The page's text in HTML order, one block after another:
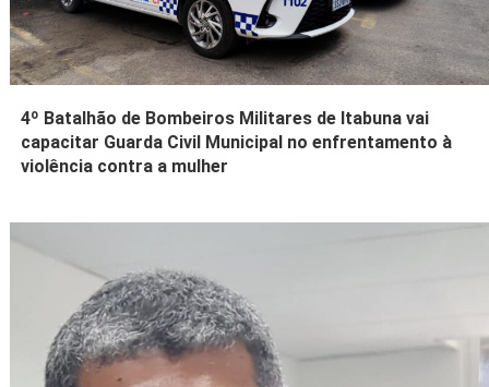
4º Batalhão de Bombeiros Militares de Itabuna vai
capacitar Guarda Civil Municipal no enfrentamento à
violência contra a mulher